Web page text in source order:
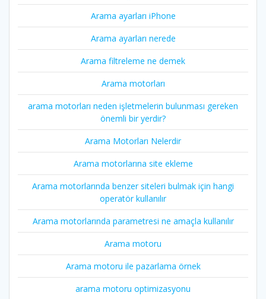
Arama ayarları iPhone
Arama ayarları nerede
Arama filtreleme ne demek
Arama motorları
arama motorları neden işletmelerin bulunması gereken
önemli bir yerdir?
Arama Motorları Nelerdir
Arama motorlarına site ekleme
Arama motorlarında benzer siteleri bulmak için hangi
operatör kullanılır
Arama motorlarında parametresi ne amaçla kullanılır
Arama motoru
Arama motoru ile pazarlama örnek
arama motoru optimizasyonu